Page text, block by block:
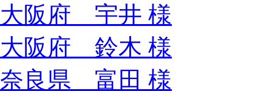
大阪府 宇井 様
大阪府 鈴木 様
奈良県 富田 様